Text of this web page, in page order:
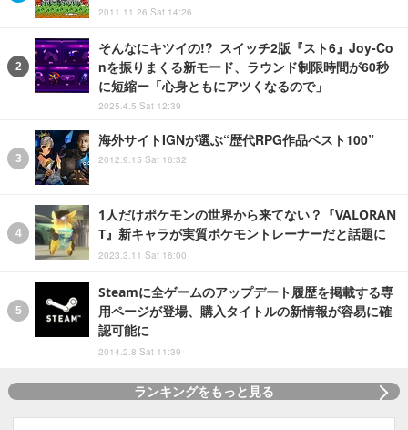
2011.11.26 Sat 14:26
そんなにキツイの!? スイッチ2版『スト6』Joy-Co
nを振りまくる新モード、ラウンド制限時間が60秒
に短縮ー「心身ともにアツくなるので」
2025.4.5 Sat 12:39
海外サイトIGNが選ぶ“歴代RPG作品ベスト100”
2012.9.15 Sat 16:32
1人だけポケモンの世界から来てない？『VALORAN
T』新キャラが実質ポケモントレーナーだと話題に
2023.3.11 Sat 16:00
Steamに全ゲームのアップデート履歴を掲載する専
用ページが登場、購入タイトルの新情報が容易に確
認可能に
2014.2.8 Sat 11:39
ランキングをもっと見る